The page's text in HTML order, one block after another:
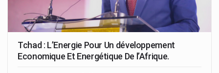
Tchad : L’Energie Pour Un développement
Economique Et Energétique De l’Afrique.